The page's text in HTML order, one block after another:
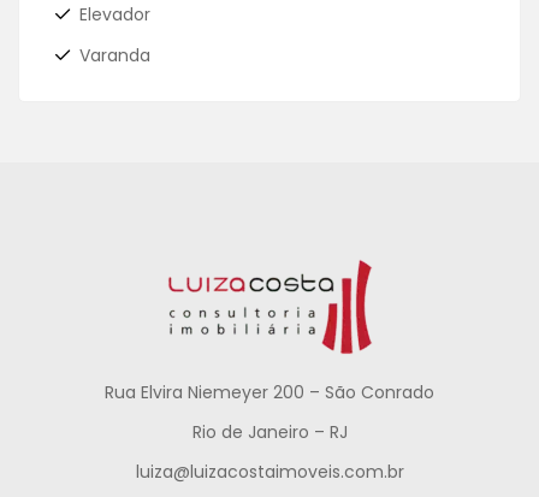
Elevador
Varanda
Rua Elvira Niemeyer 200 – São Conrado
Rio de Janeiro – RJ
luiza@luizacostaimoveis.com.br